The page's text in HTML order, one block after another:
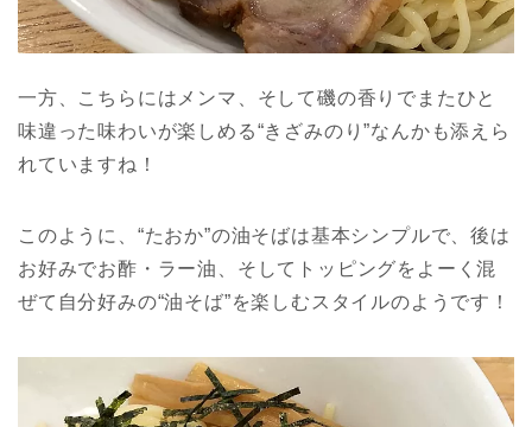
一方、こちらにはメンマ、そして磯の香りでまたひと
味違った味わいが楽しめる“きざみのり”なんかも添えら
れていますね！
このように、“たおか”の油そばは基本シンプルで、後は
お好みでお酢・ラー油、そしてトッピングをよーく混
ぜて自分好みの“油そば”を楽しむスタイルのようです！